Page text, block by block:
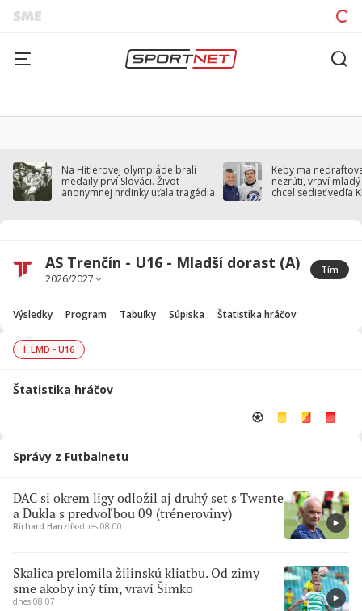
Na Hitlerovej olympiáde brali
medaily prví Slováci. Život
anonymnej hrdinky uťala tragédia
Keby ma
nezrúti, vraví mladý
chcel sedieť vedľa
AS Trenčín - U16 - Mladší dorast (A) Tím
Výsledky Program Tabuľky Súpiska Štatistika hráčov
I. LMD - U16
Štatistika hráčov
Správy z Futbalnetu
DAC si okrem ligy odložil aj druhý set s Twente
a Dukla s predvoľbou 09 (tréneroviny)
Richard Hanzlík∙dnes 08:00
Skalica prelomila žilinskú kliatbu. Od zimy
sme akoby iný tím, vraví Šimko
dnes 08:07